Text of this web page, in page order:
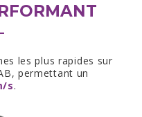
les plus rapides sur
permettant un
s.